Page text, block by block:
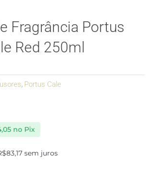
Fragrância Portus
Red 250ml
, Portus Cale
83,17 sem juros
no Pix